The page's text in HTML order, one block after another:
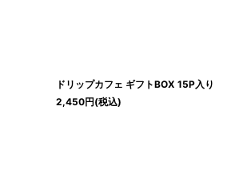
ドリップカフェ ギフトBOX 15P入り
2,450円(税込)